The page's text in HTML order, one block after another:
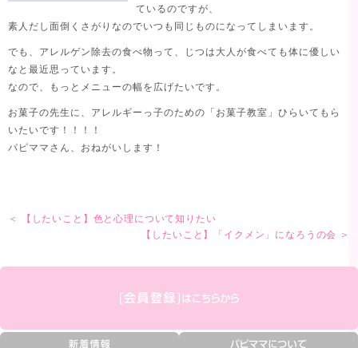
ているのですが、
素人だし面倒くさがりなのでいつも同じものになってしまいます。
でも、アレルゲン除去の食べ物って、じつは大人が食べても体に優しい
なと最近思っています。
なので、もっとメニューの幅を広げたいです。
お菓子の先生に、アレルギーっ子のための「お菓子教室」ひらいてもら
いたいです！！！！
パピママさん、おねがいします！
＜ 【したいこと】色と心理について知りたい
【したいこと】「イクメン」になろうの会 ＞